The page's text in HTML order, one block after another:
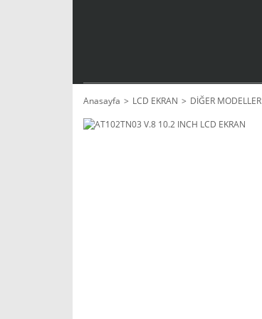
Anasayfa LCD EKRAN DİĞER MODELLER